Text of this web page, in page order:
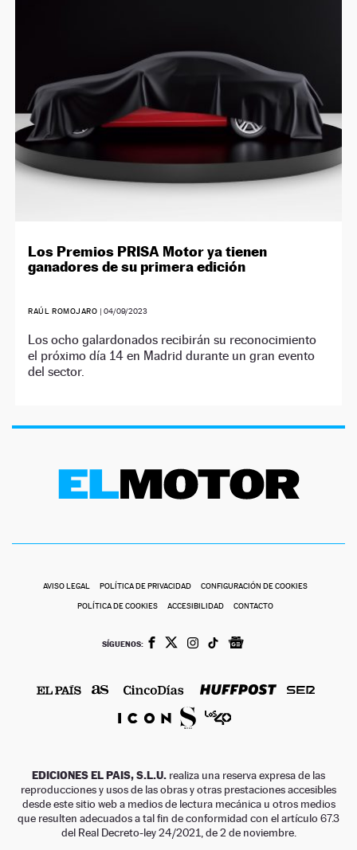
Los Premios PRISA Motor ya tienen
ganadores de su primera edición
RAÚL ROMOJARO | 04/09/2023
Los ocho galardonados recibirán su reconocimiento
el próximo día 14 en Madrid durante un gran evento
del sector.
AVISO LEGAL POLÍTICA DE PRIVACIDAD CONFIGURACIÓN DE COOKIES
POLÍTICA DE COOKIES ACCESIBILIDAD CONTACTO
SÍGUENOS:
EDICIONES EL PAIS, S.L.U. realiza una reserva expresa de las
reproducciones y usos de las obras y otras prestaciones accesibles
desde este sitio web a medios de lectura mecánica u otros medios
que resulten adecuados a tal fin de conformidad con el artículo 67.3
del Real Decreto-ley 24/2021, de 2 de noviembre.